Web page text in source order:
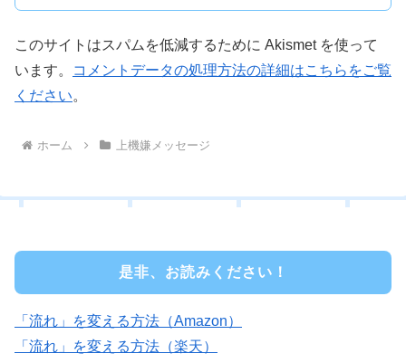
このサイトはスパムを低減するために Akismet を使って
います。
コメントデータの処理方法の詳細はこちらをご覧
ください。
ホーム 上機嫌メッセージ
是非、お読みください！
「流れ」を変える方法（Amazon）
「流れ」を変える方法（楽天）